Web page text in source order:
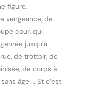
figure,
vengeance, de
cour, qui
jusqu’à
de trottoir, de
de corps à
âge … Et c’est